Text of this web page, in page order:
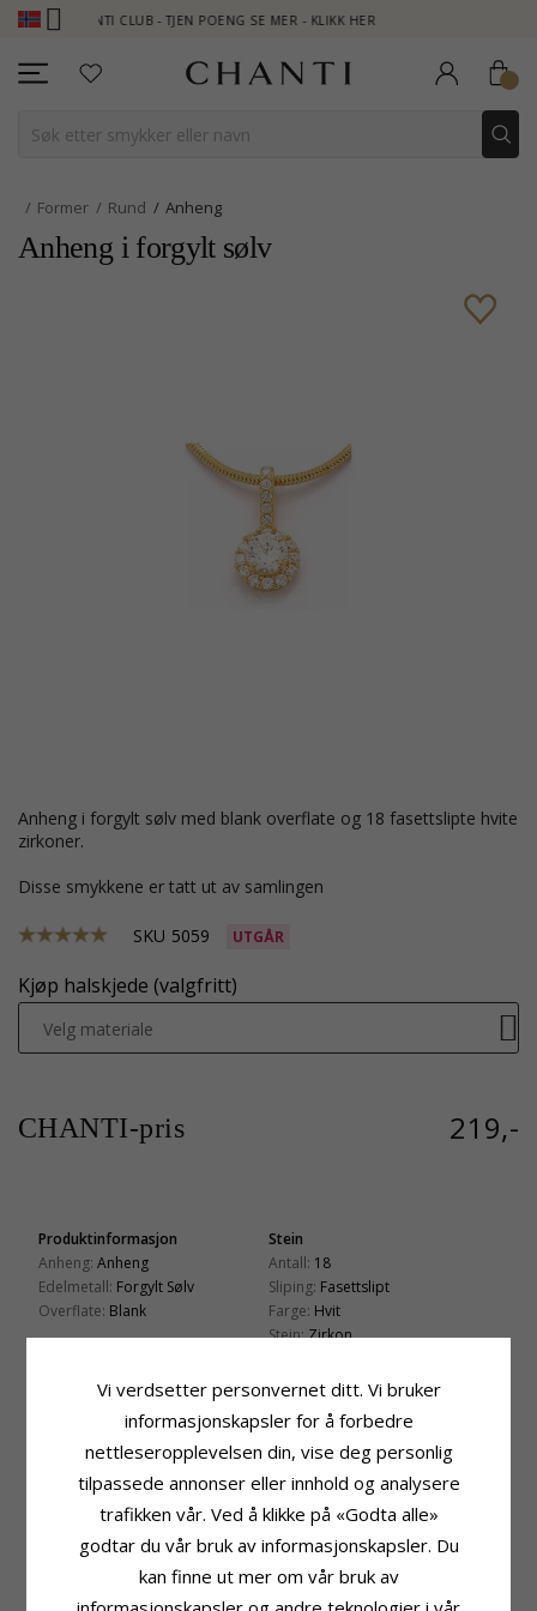
CLUB - TJEN POENG SE MER - KLIKK HER
Former Rund Anheng
Anheng i forgylt sølv
anheng i forgylt sølv med blank overflate og 18 fasettslipte hvite
zirkoner.
Disse smykkene er tatt ut av samlingen
SKU 5059 UTGÅR
Kjøp halskjede (valgfritt)
Velg materiale
CHANTI-pris 219,-
Produktinformasjon
Anheng: Anheng
Edelmetall: Forgylt Sølv
Overflate: Blank
Stein
Antall: 18
Sliping: Fasettslipt
Farge: Hvit
Stein:Zirkon
16,0 mm
7,7 mm
3,8 mm
Leveringstid:Ca. 5-10 Hverdager
KUNDER KJØPER OGSÅ
Vi verdsetter personvernet ditt. Vi bruker
informasjonskapsler for å forbedre
nettleseropplevelsen din, vise deg personlig
tilpassede annonser eller innhold og analysere
trafikken vår. Ved å klikke på «Godta alle»
godtar du vår bruk av informasjonskapsler. Du
kan finne ut mer om vår bruk av